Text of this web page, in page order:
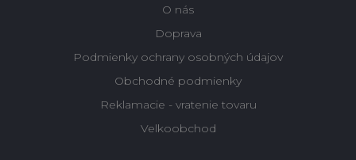
O nás
Doprava
Podmienky ochrany osobných údajov
Obchodné podmienky
Reklamacie - vratenie tovaru
Velkoobchod